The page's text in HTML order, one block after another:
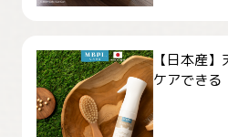
【日本産
ケアできる